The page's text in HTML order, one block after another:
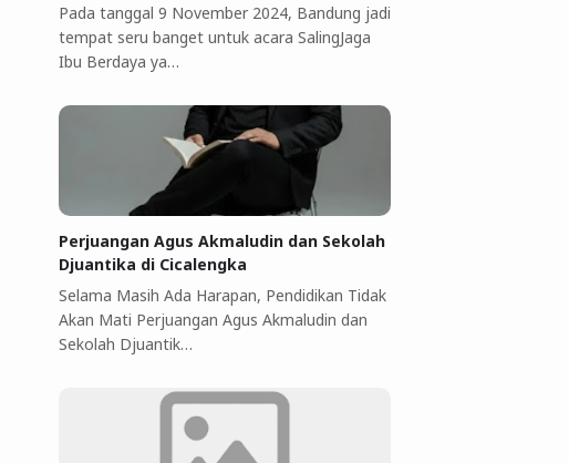
Pada tanggal 9 November 2024, Bandung jadi
tempat seru banget untuk acara SalingJaga
Ibu Berdaya ya…
Perjuangan Agus Akmaludin dan Sekolah
Djuantika di Cicalengka
Selama Masih Ada Harapan, Pendidikan Tidak
Akan Mati Perjuangan Agus Akmaludin dan
Sekolah Djuantik…